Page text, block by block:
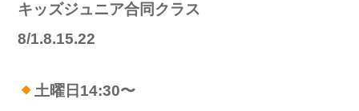
キッズジュニア合同クラス
8/1.8.15.22
土曜日14:30〜